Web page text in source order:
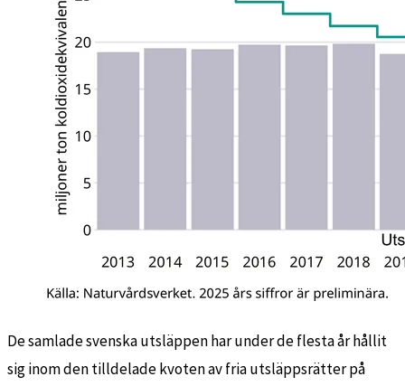
De samlade svenska utsläppen har under de flesta år hållit
sig inom den tilldelade kvoten av fria utsläppsrätter på